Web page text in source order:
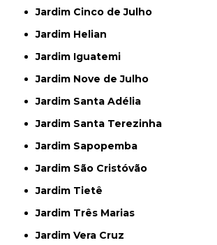
Jardim Cinco de Julho
Jardim Helian
Jardim Iguatemi
Jardim Nove de Julho
Jardim Santa Adélia
Jardim Santa Terezinha
Jardim Sapopemba
Jardim São Cristóvão
Jardim Tietê
Jardim Três Marias
Jardim Vera Cruz